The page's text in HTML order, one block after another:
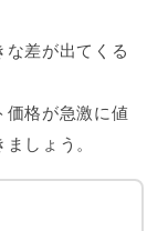
差が出てくる
価格が急激に値
しょう。